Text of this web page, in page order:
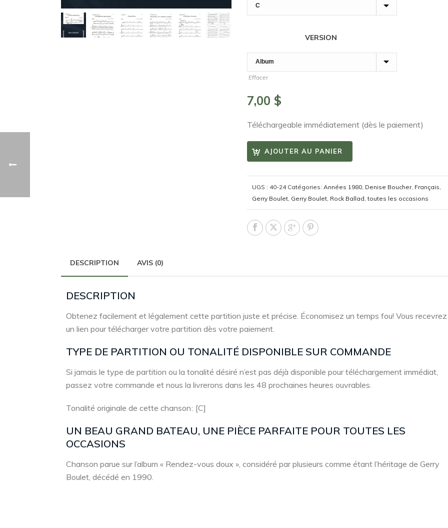
VERSION
Effacer
7,00 $
Téléchargeable immédiatement (dès le paiement)
AJOUTER AU PANIER
UGS : 40-24 Catégories:Années 1980, Denise Boucher, Français,
Gerry Boulet, Gerry Boulet, Rock Ballad,toutes les occasions
DESCRIPTION AVIS (0)
DESCRIPTION
Obtenez facilement et légalement cette partition juste et précise. Économisez un temps fou! Vous recevrez
un lien pour télécharger votre partition dès votre paiement.
TYPE DE PARTITION OU TONALITÉ DISPONIBLE SUR COMMANDE
Si jamais le type de partition ou la tonalité désiré n’est pas déjà disponible pour téléchargement immédiat,
passez votre commande et nous la livrerons dans les 48 prochaines heures ouvrables.
Tonalité originale de cette chanson : [C]
UN BEAU GRAND BATEAU, UNE PIÈCE PARFAITE POUR TOUTES LES
OCCASIONS
Chanson parue sur l’album « Rendez-vous doux », considéré par plusieurs comme étant l’héritage de Gerry
Boulet, décédé en 1990.